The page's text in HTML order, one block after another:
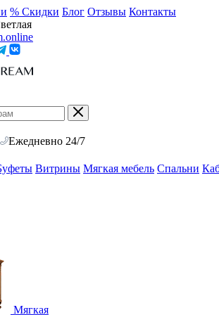
% Скидки Блог Отзывы Контакты
Ежедневно 24/7
Витрины Мягкая мебель Спальни
Мягкая